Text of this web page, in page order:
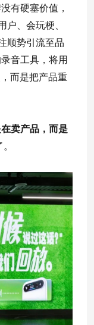
有硬塞价值，
、会玩梗、
顺势引流至品
音工具，将用
而是把产品重
卖产品，而是